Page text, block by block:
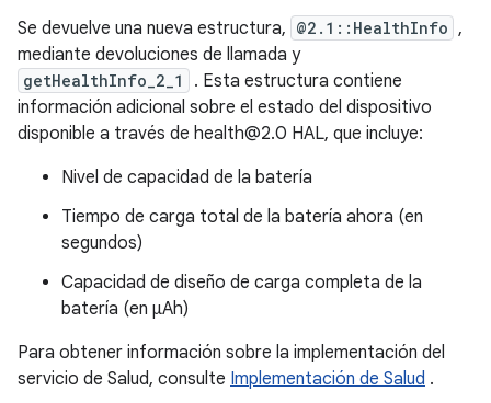
Se devuelve una nueva estructura, @2.1::HealthInfo ,
mediante devoluciones de llamada y
getHealthInfo_2_1
. Esta estructura contiene
información adicional sobre el estado del dispositivo
disponible a través de health@2.0 HAL, que incluye:
Nivel de capacidad de la batería
Tiempo de carga total de la batería ahora (en
segundos)
Capacidad de diseño de carga completa de la
batería (en μAh)
Para obtener información sobre la implementación del
servicio de Salud, consulte Implementación de Salud .